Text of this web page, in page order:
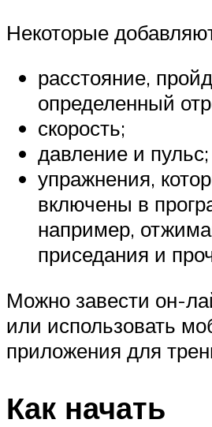
Некоторые
расстояние,
определенный
скорость;
давление и пульс;
упражнения,
включены в
например,
приседания и
Можно завести он-
или использовать
приложения для
Как начать